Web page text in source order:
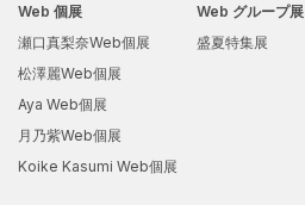
Web 個展
瀬口真梨奈Web個展
松澤麗Web個展
Aya Web個展
月乃紫Web個展
Koike Kasumi Web個展
Web グループ展
盛夏特集展